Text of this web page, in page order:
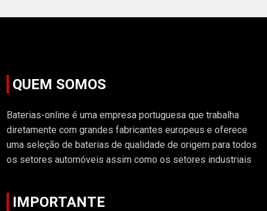
QUEM SOMOS
Baterias-online é uma empresa portuguesa que trabalha
diretamente com grandes fabricantes europeus e oferece
uma seleção de baterias de qualidade de origem para todos
os setores automóveis assim como os setores industriais
IMPORTANTE